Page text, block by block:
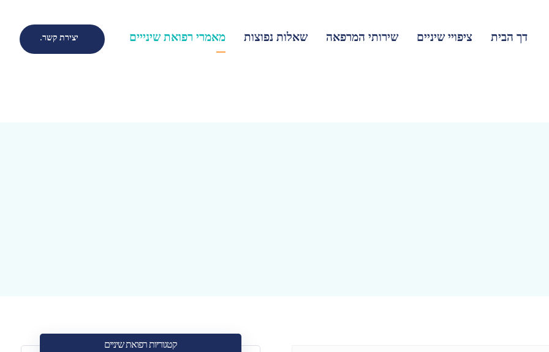
יצירת קשר. דך הבית ציפויי שיניים שירותי המרפאה שאלות נפוצות מאמרי רפואת שינייים
קטגוריות רפואת שיניים